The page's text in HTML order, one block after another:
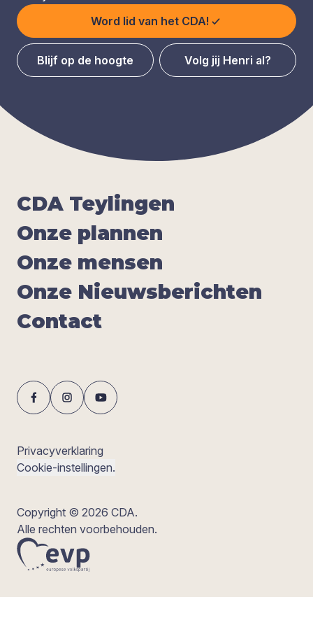
Word lid van het CDA!
Blijf op de hoogte Volg jij Henri al?
CDA Tey­lin­gen
Onze plan­nen
Onze men­sen
Onze Nieuws­be­rich­ten
Con­tact
Privacyverklaring
Cookie-instellingen.
Copyright © 2026 CDA.
Alle rechten voorbehouden.